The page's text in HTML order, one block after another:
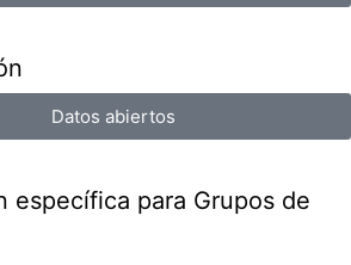
Datos abiertos
específica para Grupos de